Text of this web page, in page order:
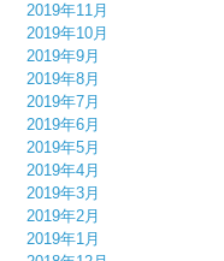
2019年11月
2019年10月
2019年9月
2019年8月
2019年7月
2019年6月
2019年5月
2019年4月
2019年3月
2019年2月
2019年1月